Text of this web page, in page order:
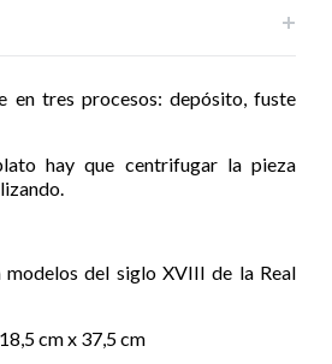
en tres procesos: depósito, fuste
hay que centrifugar la pieza
modelos del siglo XVIII de la Real
cm x 37,5 cm